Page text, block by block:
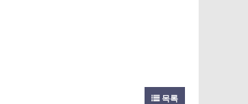
목록